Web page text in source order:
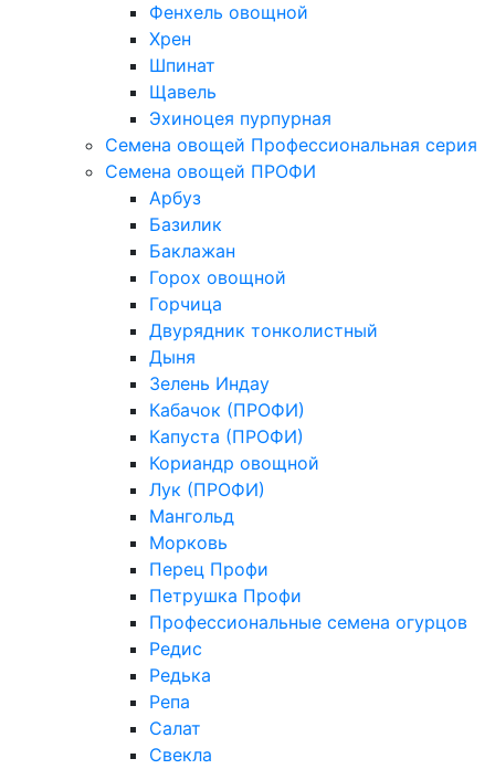
Фенхель овощной
Хрен
Шпинат
Щавель
Эхиноцея пурпурная
Семена овощей Профессиональная серия
Семена овощей ПРОФИ
Арбуз
Базилик
Баклажан
Горох овощной
Горчица
Двурядник тонколистный
Дыня
Зелень Индау
Кабачок (ПРОФИ)
Капуста (ПРОФИ)
Кориандр овощной
Лук (ПРОФИ)
Мангольд
Морковь
Перец Профи
Петрушка Профи
Профессиональные семена огурцов
Редис
Редька
Репа
Салат
Свекла